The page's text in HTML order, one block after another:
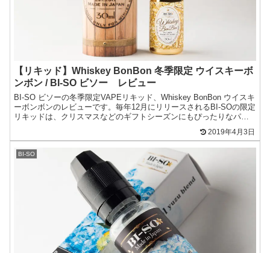
【リキッド】Whiskey BonBon 冬季限定 ウイスキーボ
ンボン / BI-SO ビソー レビュー
BI-SO ビソーの冬季限定VAPEリキッド、Whiskey BonBon ウイスキ
ーボンボンのレビューです。毎年12月にリリースされるBI-SOの限定
リキッドは、クリスマスなどのギフトシーズンにもぴったりなパッ
2019年4月3日
BI-SO